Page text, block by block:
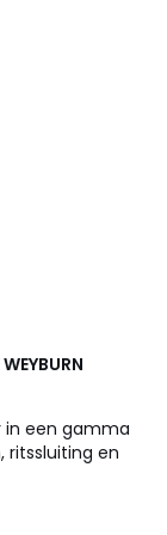
in een gamma
ritssluiting en